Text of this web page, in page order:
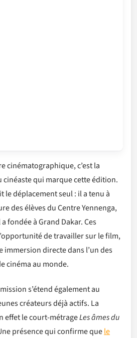
cinématographique, c’est la
cinéaste qui marque cette édition.
le déplacement seul : il a tenu à
des élèves du Centre Yennenga,
fondée à Grand Dakar. Ces
de travailler sur le film,
immersion directe dans l’un des
cinéma au monde.
s’étend également au
créateurs déjà actifs. La
effet le court-métrageLes âmes du
présence qui confirme quele